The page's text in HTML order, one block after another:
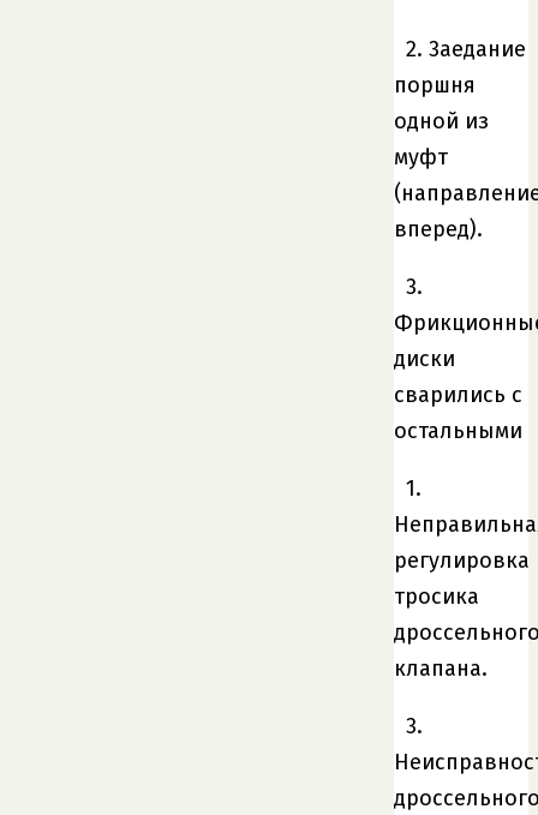
2. 3аедание
поршня
одной из
муфт
вперед).
3.
диски
сварились с
остальными
1.
регулировка
тросика
клапана.
3.